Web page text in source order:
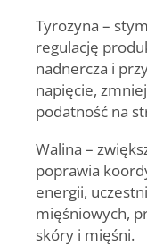
Tyrozyna –
regulację
nadnercza i
napięcie,
podatność na
Walina –
poprawia
energii,
mięśniowych,
skóry i mięśni.